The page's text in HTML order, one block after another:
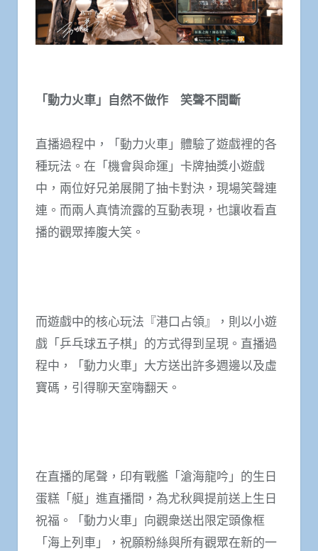
「動力火車」自然不做作 笑聲不間斷
直播過程中，「動力火車」體驗了遊戲裡的各
種玩法。在「機會與命運」卡牌抽獎小遊戲
中，兩位好兄弟展開了抽卡對決，現場笑聲連
連。而兩人真情流露的互動表現，也讓收看直
播的觀眾捧腹大笑。
而遊戲中的核心玩法『港口占領』，則以小遊
戲「乒乓球五子棋」的方式得到呈現。直播過
程中，「動力火車」大方送出許多週邊以及虛
寶碼，引得聊天室嗨翻天。
在直播的尾聲，印有戰艦「滄海龍吟」的生日
蛋糕「艇」進直播間，為尤秋興提前送上生日
祝福。「動力火車」向觀衆送出限定頭像框
「海上列車」，祝願粉絲與所有觀眾在新的一